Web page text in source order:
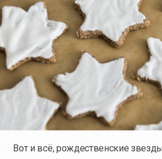
Вот и всё, рождественские